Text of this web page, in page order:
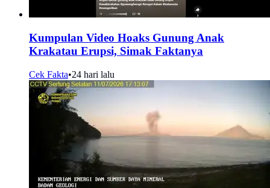
Kumpulan Video Hoaks Gunung Anak
Krakatau Erupsi, Simak Faktanya
Cek Fakta•24 hari lalu